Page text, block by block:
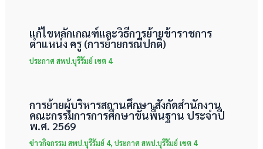
แก้ไขหลักเกณฑ์และวิธีการย้ายข้าราชการ
ตำแหน่ง ครู (การย้ายกรณีปกติ)
ประกาศ สพป.บุรีรัมย์ เขต 4
การย้ายผู้บริหารสถานศึกษา สังกัดสำนักงาน
คณะกรรมการการศึกษาขั้นพื้นฐาน ประจำปี
พ.ศ. 2569
ข่าวกิจกรรม สพป.บุรีรัมย์ 4,ประกาศ สพป.บุรีรัมย์ เขต 4